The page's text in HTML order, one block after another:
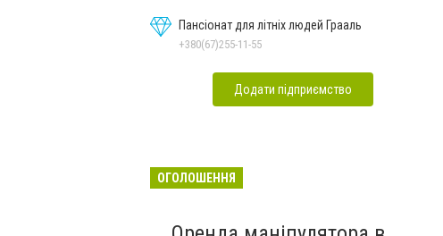
Пансіонат для літніх людей Грааль
+380(67)255-11-55
Додати підприємство
ОГОЛОШЕННЯ